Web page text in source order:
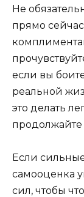
Не
прямо
если вы
реальной
это делать
продолжайте
Если
самооценка
сил, чтобы